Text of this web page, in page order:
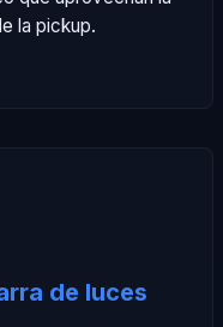
la pickup.
de luces